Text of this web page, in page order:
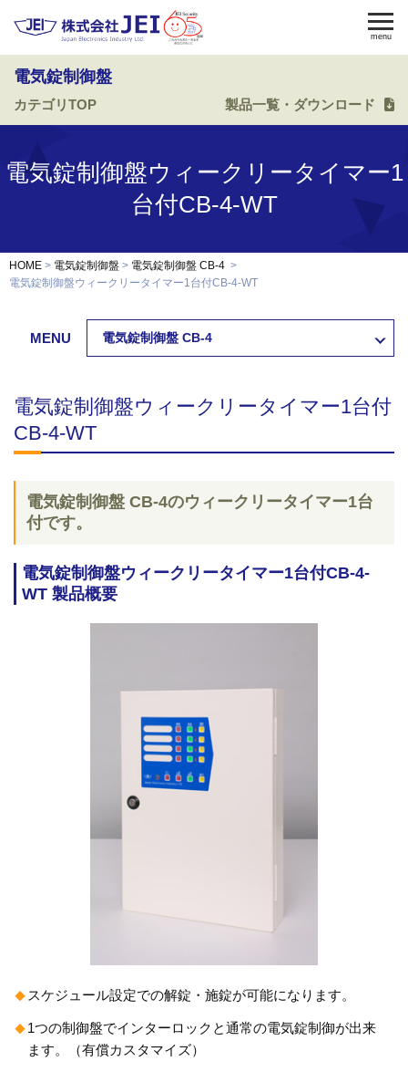
製品資料ダウンロード お問い合わせ
認証端末 OEM・開発
menu
電気錠制御盤
カテゴリTOP 製品一覧・ダウンロード
電気錠制御盤ウィークリータイマー1
台付CB-4-WT
HOME 電気錠制御盤
電気錠制御盤 CB-4
電気錠制御盤ウィークリータイマー1台付CB-4-WT
MENU 電気錠制御盤 CB-4
電気錠制御盤ウィークリータイマー1台付
CB-4-WT
電気錠制御盤 CB-4のウィークリータイマー1台
付です。
電気錠制御盤ウィークリータイマー1台付CB-4-
WT 製品概要
スケジュール設定での解錠・施錠が可能になります。
1つの制御盤でインターロックと通常の電気錠制御が出来
ます。（有償カスタマイズ）